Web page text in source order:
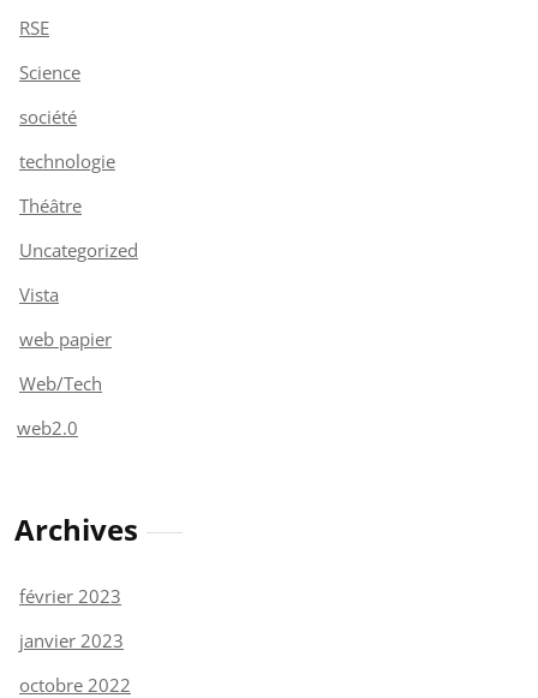
RSE
Science
société
technologie
Théâtre
Uncategorized
Vista
web papier
Web/Tech
web2.0
Archives
février 2023
janvier 2023
octobre 2022